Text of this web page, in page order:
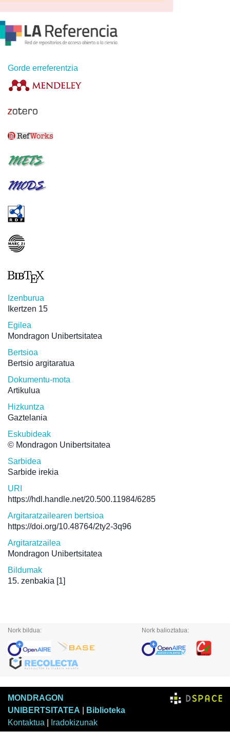
Gorde erreferentzia
Izenburua
Ikertzen 15
Egilea
Mondragon Unibertsitatea
Bertsioa
Bertsio argitaratua
Dokumentu-mota
Artikulua
Hizkuntza
Gaztelania
Eskubideak
© Mondragon Unibertsitatea
Sarbidea
Sarbide irekia
URI
https://hdl.handle.net/20.500.11984/6285
Argitaratzailearen bertsioa
https://doi.org/10.48764/2ty2-3q96
Argitaratzailea
Mondragon Unibertsitatea
Bildumak
15. zenbakia [1]
Nork bildua: Nork balioztatua:
MONDRAGON
UNIBERTSITATEA
Biblioteka
Kontaktua
Iradokizunak